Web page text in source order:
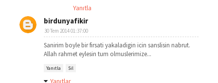
Yanıtla
birdunyafikir
30 Tem 2014 01:37:00
Sanirim boyle bir firsati yakaladigin icin sanslisin nabrut.
Allah rahmet eylesin tum olmuslerimize...
Yanıtla Sil
Yanıtlar